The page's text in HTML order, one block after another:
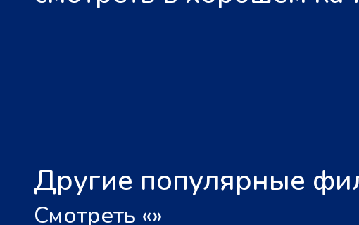
Другие популярные
Смотреть «»